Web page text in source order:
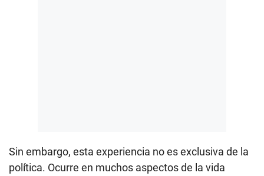
Sin embargo, esta experiencia no es exclusiva de la
política. Ocurre en muchos aspectos de la vida